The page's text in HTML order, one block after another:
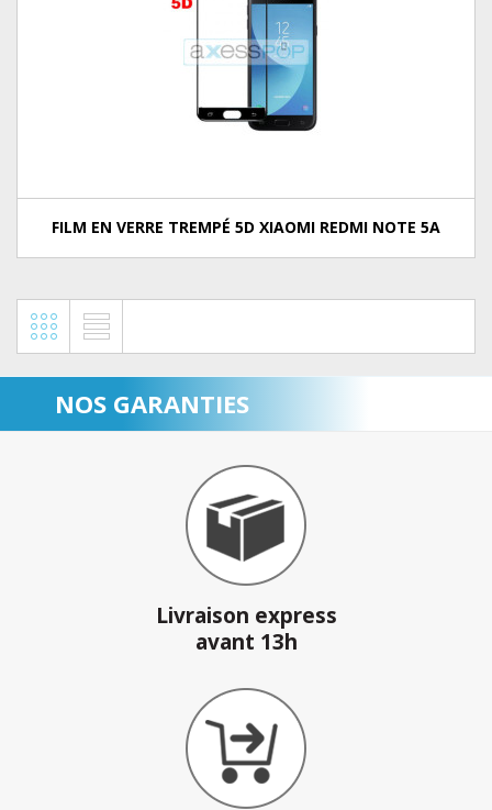
FILM EN VERRE TREMPÉ 5D XIAOMI REDMI NOTE 5A
NOS GARANTIES
Livraison express
avant 13h